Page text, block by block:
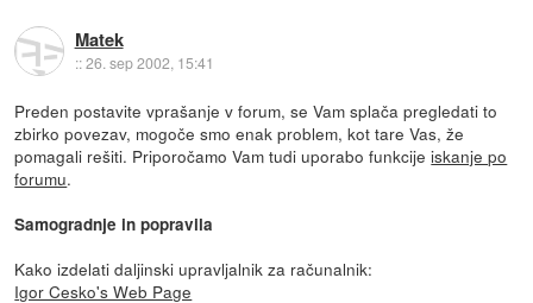
Matek
::26. sep 2002, 15:41
Preden postavite vprašanje v forum, se Vam splača pregledati to
zbirko povezav, mogoče smo enak problem, kot tare Vas, že
pomagali rešiti. Priporočamo Vam tudi uporabo funkcijeiskanje po
forumu.
Samogradnje in popravila
Kako izdelati daljinski upravljalnik za računalnik:
Igor Cesko's Web Page